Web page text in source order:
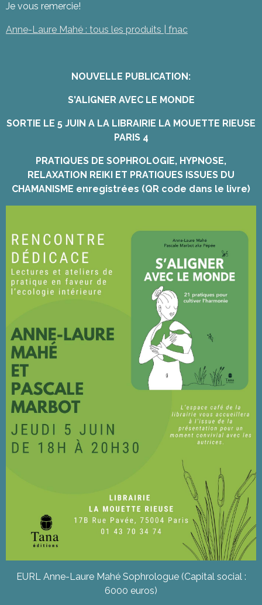
Je vous remercie!
Anne-Laure Mahé : tous les produits | fnac
NOUVELLE PUBLICATION:
S'ALIGNER AVEC LE MONDE
SORTIE LE 5 JUIN A LA LIBRAIRIE LA MOUETTE RIEUSE
PARIS 4
PRATIQUES DE SOPHROLOGIE, HYPNOSE,
RELAXATION REIKI ET PRATIQUES ISSUES DU
CHAMANISME enregistrées (QR code dans le livre)
EURL Anne-Laure Mahé Sophrologue (Capital social :
6000 euros)